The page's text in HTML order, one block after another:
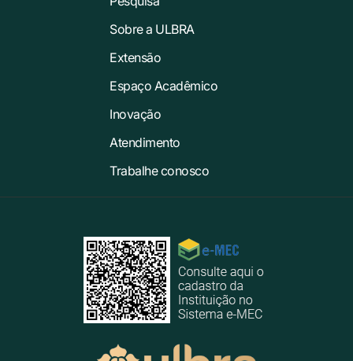
Sobre a ULBRA
Extensão
Espaço Acadêmico
Inovação
Atendimento
Trabalhe conosco